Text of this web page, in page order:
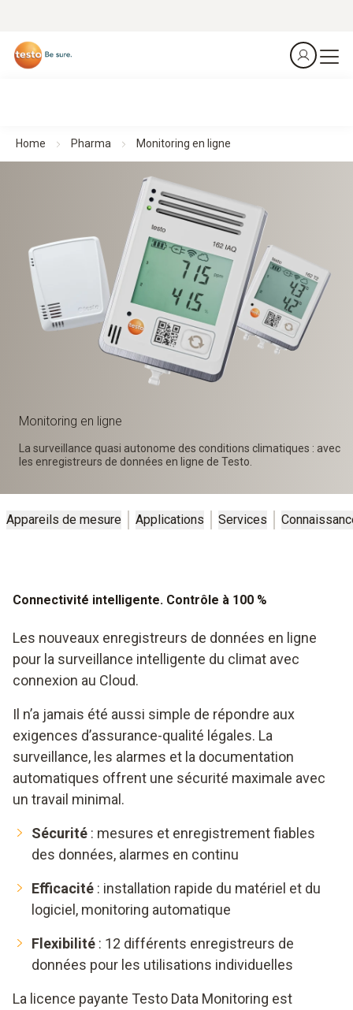
Home Pharma Monitoring en ligne
Monitoring en ligne
La surveillance quasi autonome des conditions climatiques : avec
les enregistreurs de données en ligne de Testo.
Appareils de mesure Applications Services
Connectivité intelligente. Contrôle à 100 %
Les nouveaux enregistreurs de données en ligne
pour la surveillance intelligente du climat avec
connexion au Cloud.
Il n’a jamais été aussi simple de répondre aux
exigences d’assurance-qualité légales. La
surveillance, les alarmes et la documentation
automatiques offrent une sécurité maximale avec
un travail minimal.
Sécurité : mesures et enregistrement fiables
des données, alarmes en continu
Efficacité : installation rapide du matériel et du
logiciel, monitoring automatique
Flexibilité : 12 différents enregistreurs de
données pour les utilisations individuelles
La licence payante Testo Data Monitoring est